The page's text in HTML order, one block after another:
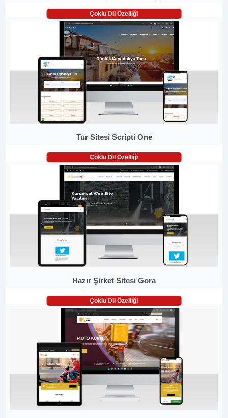
Çoklu Dil Özelliği
Tur Sitesi Scripti One
Çoklu Dil Özelliği
Hazır Şirket Sitesi Gora
Çoklu Dil Özelliği